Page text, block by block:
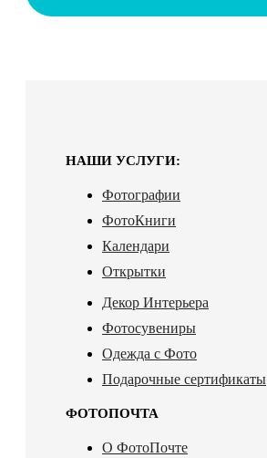
НАШИ УСЛУГИ:
Фотографии
ФотоКниги
Календари
Открытки
Декор Интерьера
Фотосувениры
Одежда с Фото
Подарочные сертификаты
ФОТОПОЧТА
О ФотоПочте